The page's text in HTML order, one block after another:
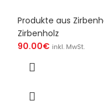
Produkte aus
Zirbenholz
90.00€ inkl. MwSt.